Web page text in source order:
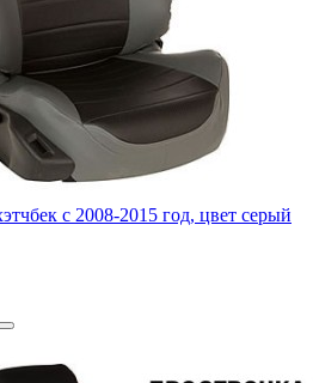
с 2008-2015 год, цвет серый